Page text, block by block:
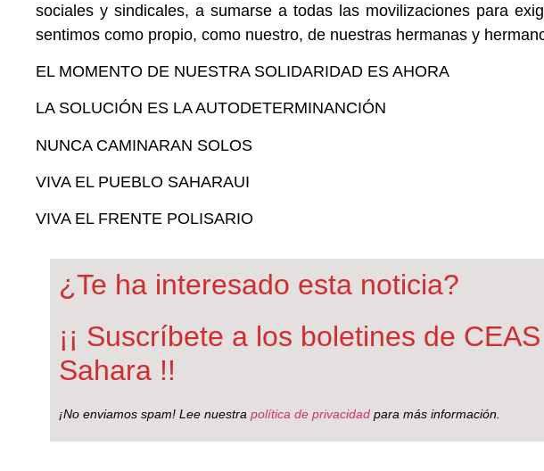
sociales y sindicales, a sumarse a todas las movilizaciones para
sentimos como propio, como nuestro, de nuestras hermanas y
EL MOMENTO DE NUESTRA SOLIDARIDAD ES AHORA
LA SOLUCIÓN ES LA AUTODETERMINANCIÓN
NUNCA CAMINARAN SOLOS
VIVA EL PUEBLO SAHARAUI
VIVA EL FRENTE POLISARIO
¿Te ha interesado esta noticia?
¡¡ Suscríbete a los boletines de
Sahara !!
¡No enviamos spam! Lee nuestra política de privacidad para más información.